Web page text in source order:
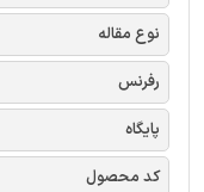
نوع مقاله
رفرنس
پایگاه
کد محصول